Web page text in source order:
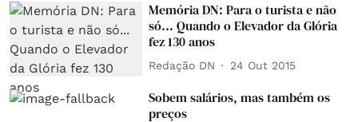
Memória DN: Para o turista e não
só... Quando o Elevador da Glória
fez 130 anos
Redação DN 24 Out 2015
Sobem salários, mas também os
preços